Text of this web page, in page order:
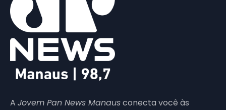
A Jovem Pan News Manausconecta você às